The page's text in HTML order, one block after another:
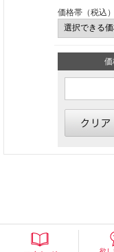
価格帯（税込）
価